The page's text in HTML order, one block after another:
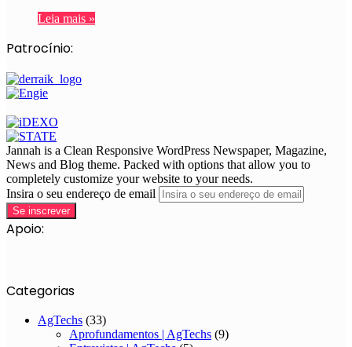
Leia mais »
Patrocínio:
Jannah is a Clean Responsive WordPress Newspaper, Magazine,
News and Blog theme. Packed with options that allow you to
completely customize your website to your needs.
Insira o seu endereço de email
Apoio:
Categorias
AgTechs (33)
Aprofundamentos | AgTechs (9)